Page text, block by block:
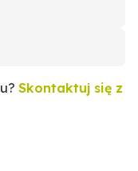
Skontaktuj się z